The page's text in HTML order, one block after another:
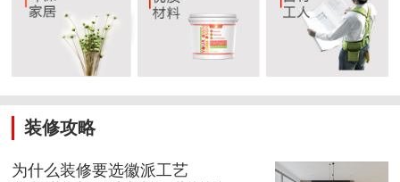
装修攻略
为什么装修要选徽派工艺